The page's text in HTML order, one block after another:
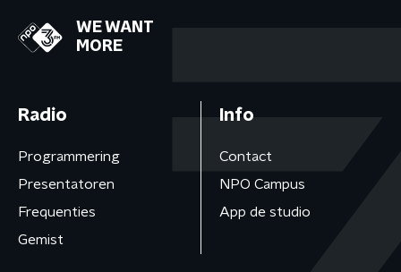
WE WANT
MORE
Radio
Programmering
Presentatoren
Frequenties
Gemist
Info
Contact
NPO Campus
App de studio